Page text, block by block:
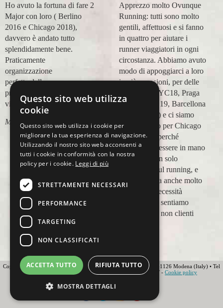
Ho avuto la fortuna di fare 2
Major con loro ( Berlino
2016 e Chicago 2018),
davvero è andato tutto
splendidamente bene.
Praticamente
organizzazione
perfetta,dalla
prenotazione,mesi prima,al
viaggio.
Marco Ceseri
Apprezzo molto Ovunque
Running: tutti sono molto
gentili, affettuosi e si fanno
in quattro per aiutare i
runner viaggiatori in ogni
circostanza. Abbiamo avuto
modo di appoggiarci a loro
in più occasioni, per delle
maratone (NYC18, Praga
19, Valencia 19, Barcellona
21, NYC 22) e ci siamo
affidati a loro per Chicago
23 (ottobre) perché
sappiamo di essere in mano
a persone non solo
competenti sul running, e
sulle città, ma anche molto
attente alle necessità
personali. Ci sentiamo
ospiti, amici, non clienti
Copyright 2012 Ovunque Running s.r.l • Strada delle Fornaci 20 • 41126 Modena (Italy) • Tel
+39 059 219566 • T.O.U.R.S MEMBER • IATA • FIAVET - Cookie policy
Questo sito web utilizza
cookie
Questo sito web utilizza i cookie per
migliorare la tua esperienza di navigazione.
Utilizzando il nostro sito web acconsenti a
tutti i cookie in conformità con la nostra
policy per i cookie. Leggi di più
STRETTAMENTE NECESSARI
PERFORMANCE
TARGETING
NON CLASSIFICATI
ACCETTA TUTTO RIFIUTA TUTTO
MOSTRA DETTAGLI